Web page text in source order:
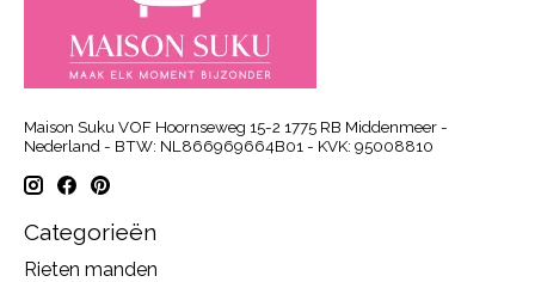
Maison Suku VOF Hoornseweg 15-2 1775 RB Middenmeer -
Nederland - BTW: NL866969664B01 - KVK: 95008810
Categorieën
Rieten manden